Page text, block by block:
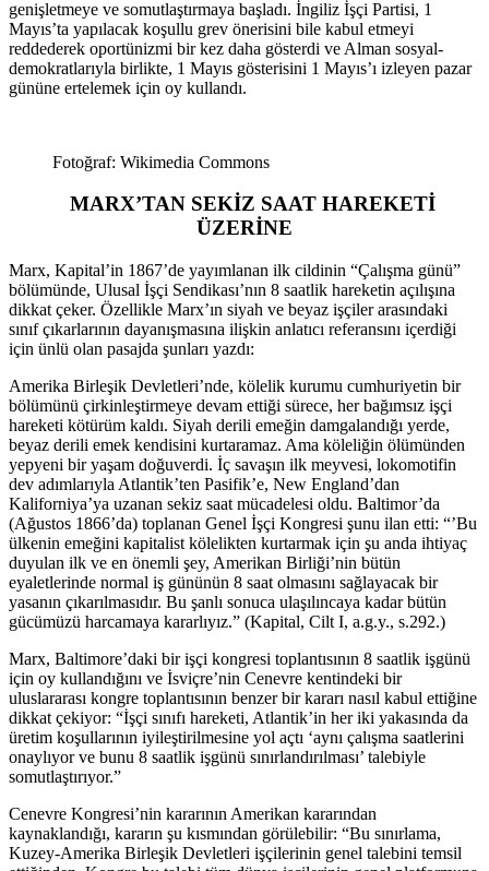
genişletmeye ve somutlaştırmaya başladı. İngiliz İşçi Partisi, 1
Mayıs’ta yapılacak koşullu grev önerisini bile kabul etmeyi
reddederek oportünizmi bir kez daha gösterdi ve Alman sosyal-
demokratlarıyla birlikte, 1 Mayıs gösterisini 1 Mayıs’ı izleyen pazar
gününe ertelemek için oy kullandı.
Fotoğraf: Wikimedia Commons
MARX’TAN SEKİZ SAAT HAREKETİ
ÜZERİNE
Marx, Kapital’in 1867’de yayımlanan ilk cildinin “Çalışma günü”
bölümünde, Ulusal İşçi Sendikası’nın 8 saatlik hareketin açılışına
dikkat çeker. Özellikle Marx’ın siyah ve beyaz işçiler arasındaki
sınıf çıkarlarının dayanışmasına ilişkin anlatıcı referansını içerdiği
için ünlü olan pasajda şunları yazdı:
Amerika Birleşik Devletleri’nde, kölelik kurumu cumhuriyetin bir
bölümünü çirkinleştirmeye devam ettiği sürece, her bağımsız işçi
hareketi kötürüm kaldı. Siyah derili emeğin damgalandığı yerde,
beyaz derili emek kendisini kurtaramaz. Ama köleliğin ölümünden
yepyeni bir yaşam doğuverdi. İç savaşın ilk meyvesi, lokomotifin
dev adımlarıyla Atlantik’ten Pasifik’e, New England’dan
Kaliforniya’ya uzanan sekiz saat mücadelesi oldu. Baltimor’da
(Ağustos 1866’da) toplanan Genel İşçi Kongresi şunu ilan etti: “’Bu
ülkenin emeğini kapitalist kölelikten kurtarmak için şu anda ihtiyaç
duyulan ilk ve en önemli şey, Amerikan Birliği’nin bütün
eyaletlerinde normal iş gününün 8 saat olmasını sağlayacak bir
yasanın çıkarılmasıdır. Bu şanlı sonuca ulaşılıncaya kadar bütün
gücümüzü harcamaya kararlıyız.” (Kapital, Cilt I, a.g.y., s.292.)
Marx, Baltimore’daki bir işçi kongresi toplantısının 8 saatlik işgünü
için oy kullandığını ve İsviçre’nin Cenevre kentindeki bir
uluslararası kongre toplantısının benzer bir kararı nasıl kabul ettiğine
dikkat çekiyor: “İşçi sınıfı hareketi, Atlantik’in her iki yakasında da
üretim koşullarının iyileştirilmesine yol açtı ‘aynı çalışma saatlerini
onaylıyor ve bunu 8 saatlik işgünü sınırlandırılması’ talebiyle
somutlaştırıyor.”
Cenevre Kongresi’nin kararının Amerikan kararından
kaynaklandığı, kararın şu kısmından görülebilir: “Bu sınırlama,
Kuzey-Amerika Birleşik Devletleri işçilerinin genel talebini temsil